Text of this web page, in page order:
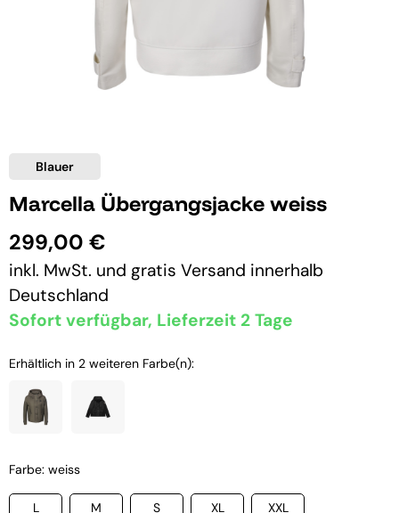
Blauer
Marcella Übergangsjacke weiss
299,00 €
inkl. MwSt. und gratis Versand innerhalb
Deutschland
Sofort verfügbar, Lieferzeit 2 Tage
Erhältlich in 2 weiteren Farbe(n):
Farbe: weiss
L M S XL XXL